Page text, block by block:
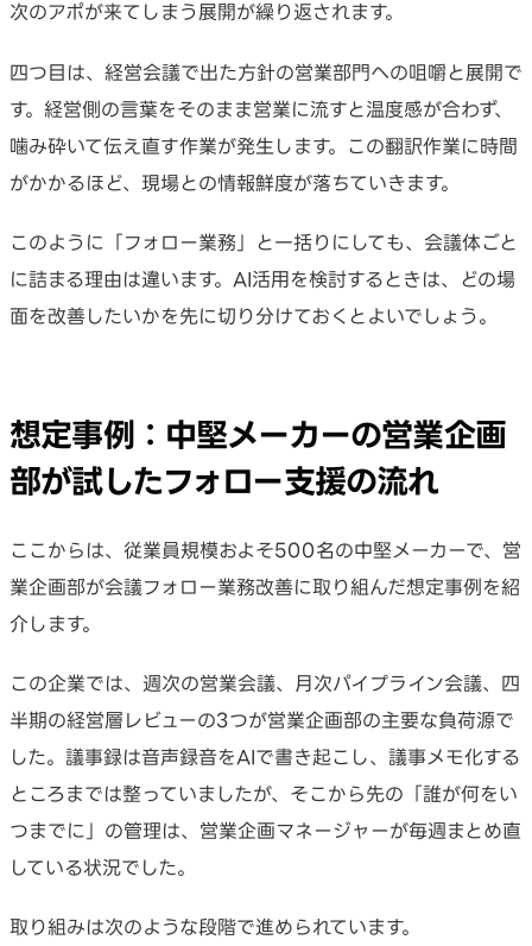
次のアポが来てしまう展開が繰り返されます。
四つ目は、経営会議で出た方針の営業部門への咀嚼と展開で
す。経営側の言葉をそのまま営業に流すと温度感が合わず、
噛み砕いて伝え直す作業が発生します。この翻訳作業に時間
がかかるほど、現場との情報鮮度が落ちていきます。
このように「フォロー業務」と一括りにしても、会議体ごと
に詰まる理由は違います。AI活用を検討するときは、どの場
面を改善したいかを先に切り分けておくとよいでしょう。
想定事例：中堅メーカーの営業企画
部が試したフォロー支援の流れ
ここからは、従業員規模およそ500名の中堅メーカーで、営
業企画部が会議フォロー業務改善に取り組んだ想定事例を紹
介します。
この企業では、週次の営業会議、月次パイプライン会議、四
半期の経営層レビューの3つが営業企画部の主要な負荷源で
した。議事録は音声録音をAIで書き起こし、議事メモ化する
ところまでは整っていましたが、そこから先の「誰が何をい
つまでに」の管理は、営業企画マネージャーが毎週まとめ直
している状況でした。
取り組みは次のような段階で進められています。